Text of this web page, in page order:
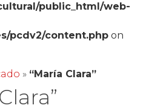
public_html/web-
pcdv2/content.phpon
» “María Clara”